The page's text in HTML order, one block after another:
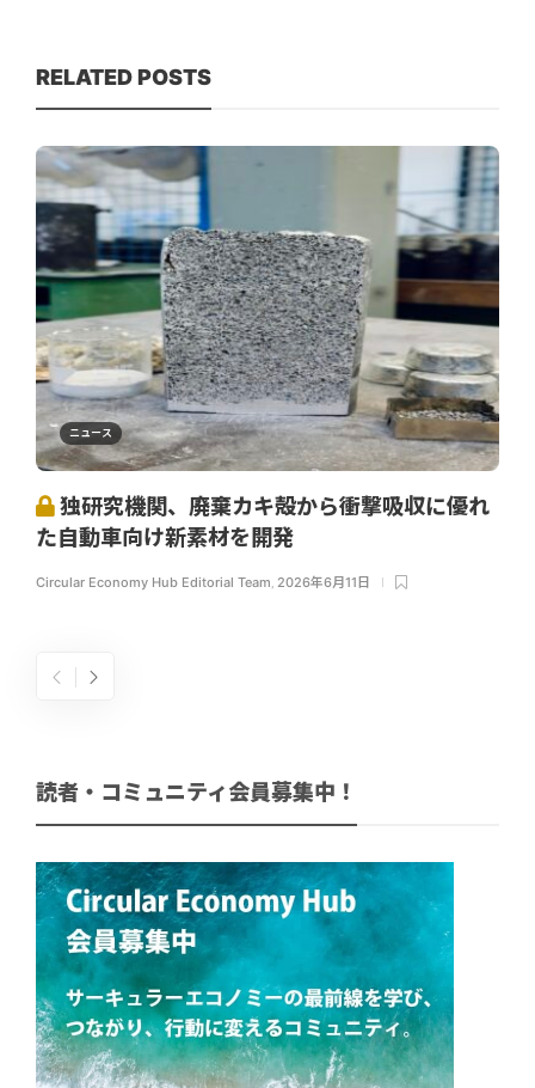
RELATED POSTS
ニュース
独研究機関、廃棄カキ殻から衝撃吸収に優れ
た自動車向け新素材を開発
Circular Economy Hub Editorial Team 2026年6月11日
読者・コミュニティ会員募集中！